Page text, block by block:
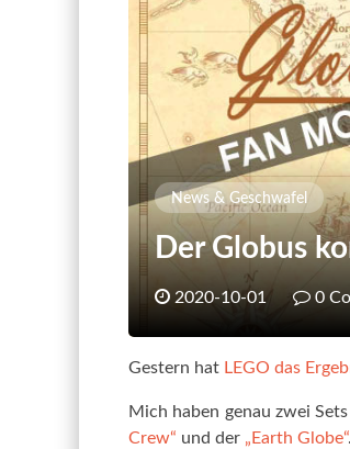
News & Geschwafel
Der Globus
2020-10-01 0
Gestern hat LEGO das
Mich haben genau zwei
Crew“ und der „Earth Globe“.